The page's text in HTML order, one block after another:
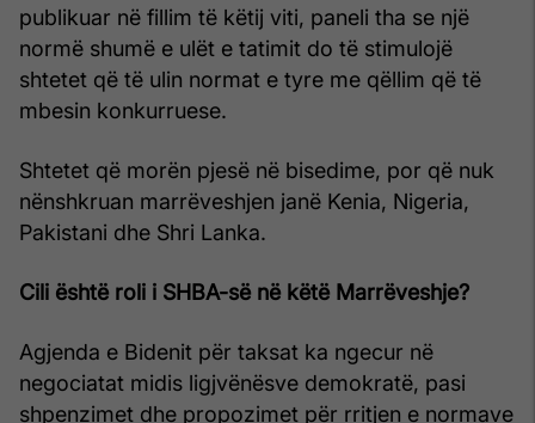
publikuar në fillim të këtij viti, paneli tha se një
normë shumë e ulët e tatimit do të stimulojë
shtetet që të ulin normat e tyre me qëllim që të
mbesin konkurruese.
Shtetet që morën pjesë në bisedime, por që nuk
nënshkruan marrëveshjen janë Kenia, Nigeria,
Pakistani dhe Shri Lanka.
Cili është roli i SHBA-së në këtë Marrëveshje?
Agjenda e Bidenit për taksat ka ngecur në
negociatat midis ligjvënësve demokratë, pasi
shpenzimet dhe propozimet për rritjen e normave